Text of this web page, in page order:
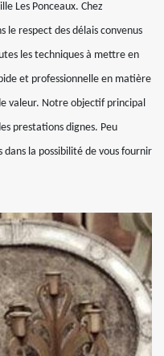
Les Ponceaux. Chez
le respect des délais convenus
les techniques à mettre en
et professionnelle en matière
valeur. Notre objectif principal
prestations dignes. Peu
la possibilité de vous fournir